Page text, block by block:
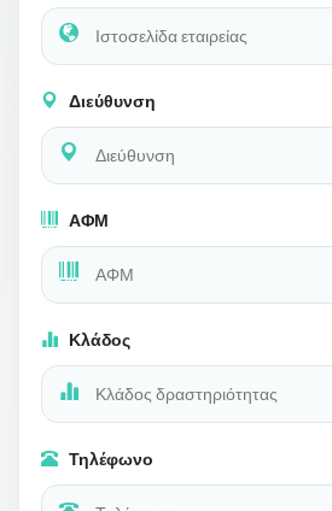
Διεύθυνση
ΑΦΜ
Κλάδος
Τηλέφωνο